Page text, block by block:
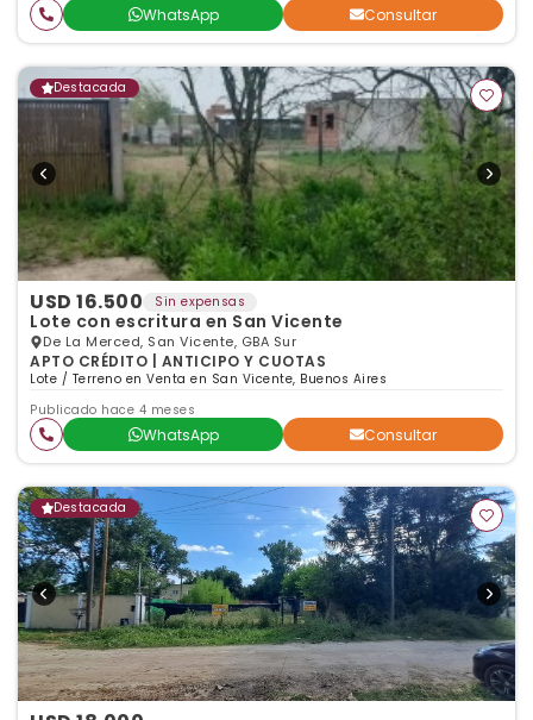
WhatsApp Consultar
Destacada
USD 16.500 Sin expensas
Lote con escritura en San Vicente
De La Merced, San Vicente, GBA Sur
APTO CRÉDITO | ANTICIPO Y CUOTAS
Lote / Terreno en Venta en San Vicente, Buenos Aires
Publicado hace 4 meses
WhatsApp Consultar
Destacada